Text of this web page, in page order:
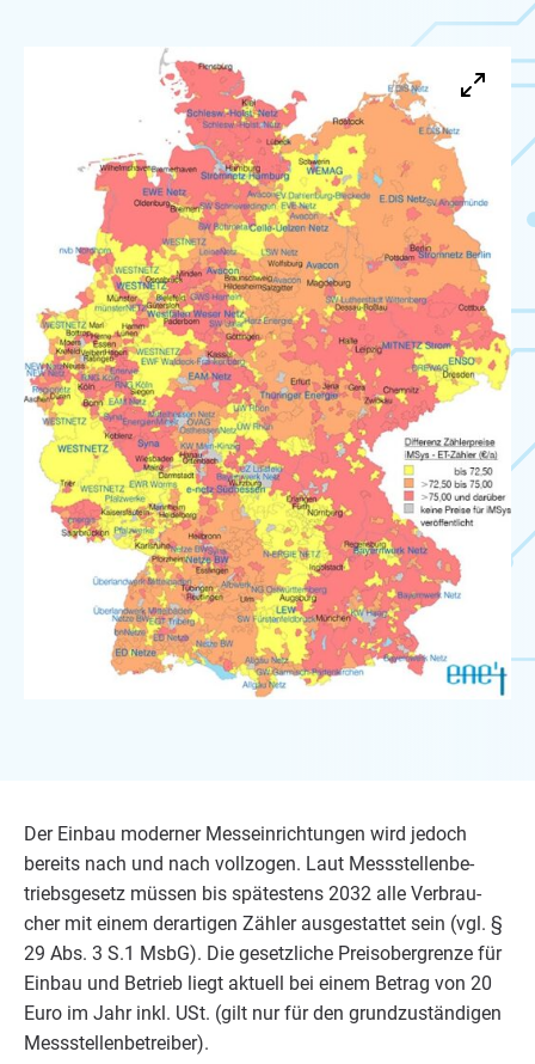
Der Ein­bau moder­ner Mess­ein­rich­tun­gen wird jedoch
bereits nach und nach voll­zo­gen. Laut Mess­stel­len­be­
triebs­ge­setz müs­sen bis spä­tes­tens 2032 alle Ver­brau­
cher mit einem der­ar­ti­gen Zäh­ler aus­ge­stat­tet sein (vgl. §
29 Abs. 3 S.1 MsbG). Die gesetz­li­che Preis­ober­gren­ze für
Ein­bau und Betrieb liegt aktu­ell bei einem Betrag von 20
Euro im Jahr inkl. USt. (gilt nur für den grund­zu­stän­di­gen
Messstellenbetreiber).